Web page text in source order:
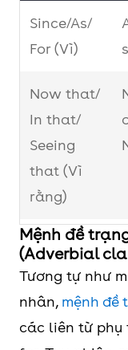
Since/As/
For (Vì)
Now that/
In that/
Seeing
that (Vì
rằng)
On
of the fact
that
Due to the
Mệnh đề
(Adverbial
Tương tự như
nhân, mệnh đề
các liên từ phụ